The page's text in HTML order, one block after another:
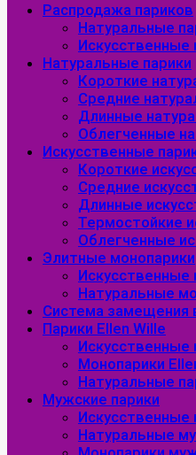
Распродажа париков
Натуральные
Искусственные
Натуральные парики
Короткие
Средние
Длинные
Облегченные
Искусственные
Короткие
Средние
Длинные
Термостойкие
Облегченные
Элитные монопарики
Искусственные
Натуральные
Система замещения
Парики Ellen Wille
Искусственные
Монопарики
Натуральные
Мужские парики
Искусственные
Натуральные